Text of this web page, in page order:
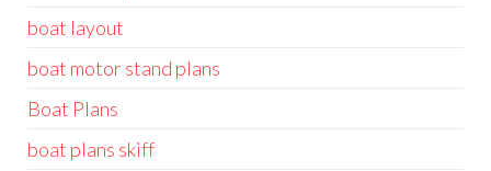
boat layout
boat motor stand plans
Boat Plans
boat plans skiff